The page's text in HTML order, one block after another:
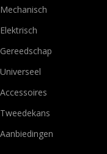
Mechanisch
Elektrisch
Gereedschap
Universeel
Accessoires
Tweedekans
Aanbiedingen